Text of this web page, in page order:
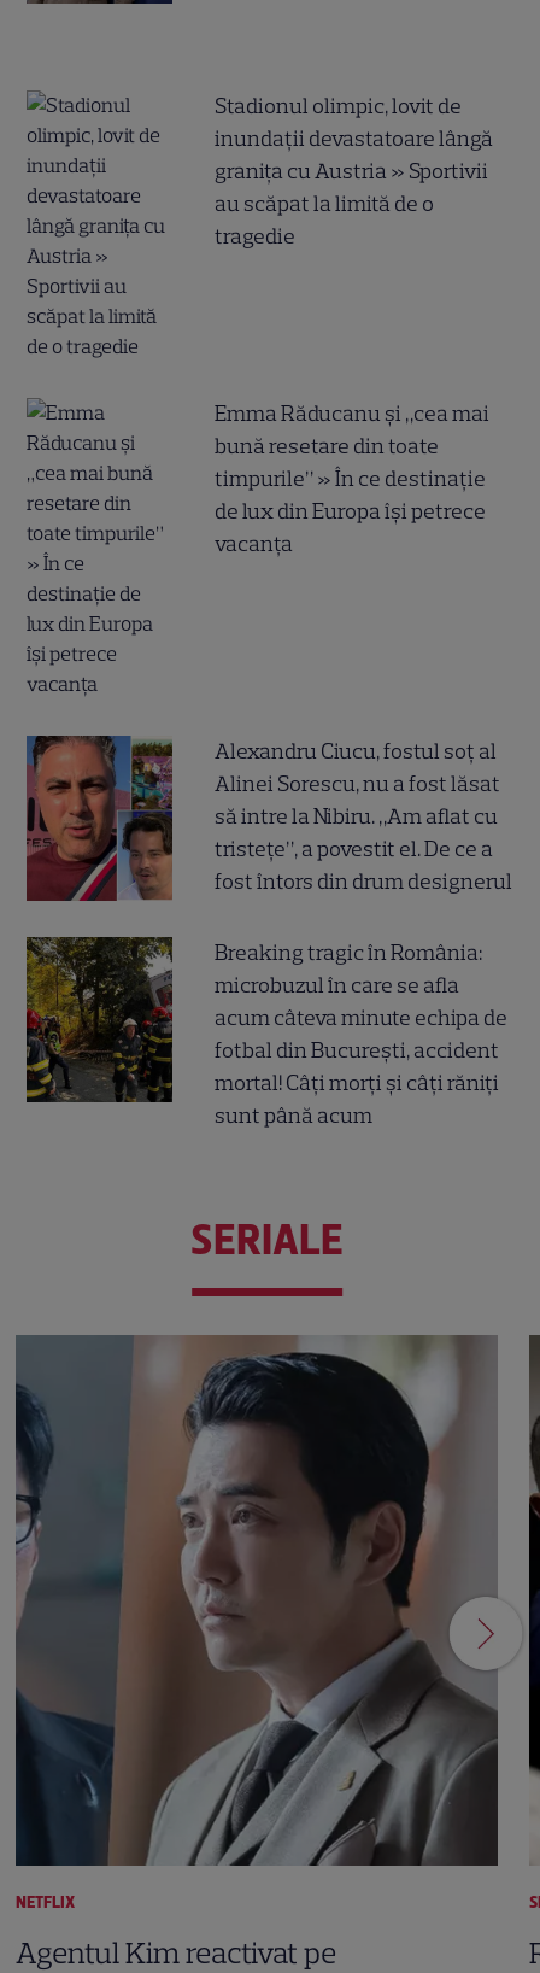
Stadionul olimpic, lovit de
inundații devastatoare lângă
granița cu Austria » Sportivii
au scăpat la limită de o
tragedie
Emma Răducanu și „cea mai
bună resetare din toate
timpurile” » În ce destinație
de lux din Europa își petrece
vacanța
Alexandru Ciucu, fostul soț al
Alinei Sorescu, nu a fost lăsat
să intre la Nibiru. „Am aflat cu
tristețe”, a povestit el. De ce a
fost întors din drum designerul
Breaking tragic în România:
microbuzul în care se afla
acum câteva minute echipa de
fotbal din București, accident
mortal! Câți morți și câți răniți
sunt până acum
SERIALE
NETFLIX
Agentul Kim reactivat pe